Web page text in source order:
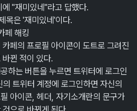
"재미있네"라고 답했다.
목은 '재미있네'이다.
페 해킹
페의 프로필 아이콘이 도트로 그려진
뀐 적이 있다.
하는 버튼을 누르면 트위터에 로그인
트위터 계정에 로그인하면 자신의
아이콘, 헤더, 자기소개란의 문구가